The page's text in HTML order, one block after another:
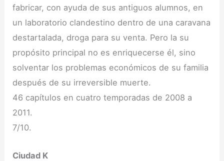
fabricar, con ayuda de sus antiguos alumnos, en
un laboratorio clandestino dentro de una caravana
destartalada, droga para su venta. Pero la su
propósito principal no es enriquecerse él, sino
solventar los problemas económicos de su familia
después de su irreversible muerte.
46 capítulos en cuatro temporadas de 2008 a
2011.
7/10.
Ciudad K